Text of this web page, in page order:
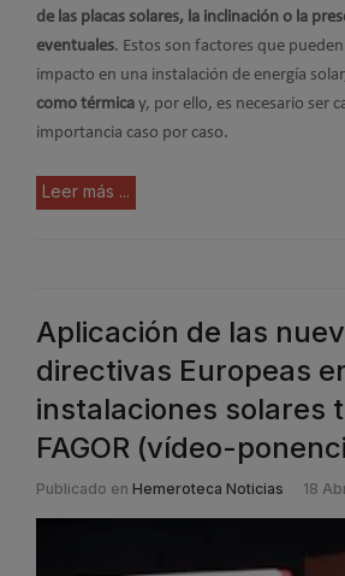
de las placas solares, la inclinación o la
eventuales. Estos son factores que
impacto en una instalación de energía
como térmica y, por ello, es necesario ser
importancia caso por caso.
Leer más ...
Aplicación de las
directivas Europeas
instalaciones solares
FAGOR (vídeo-
Publicado en Hemeroteca Noticias 18